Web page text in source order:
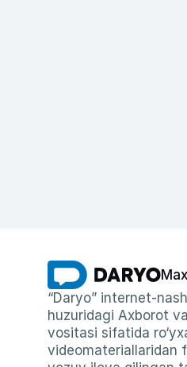
“Daryo” internet-
huzuridagi Axborot
vositasi sifatida
videomateriallaridan